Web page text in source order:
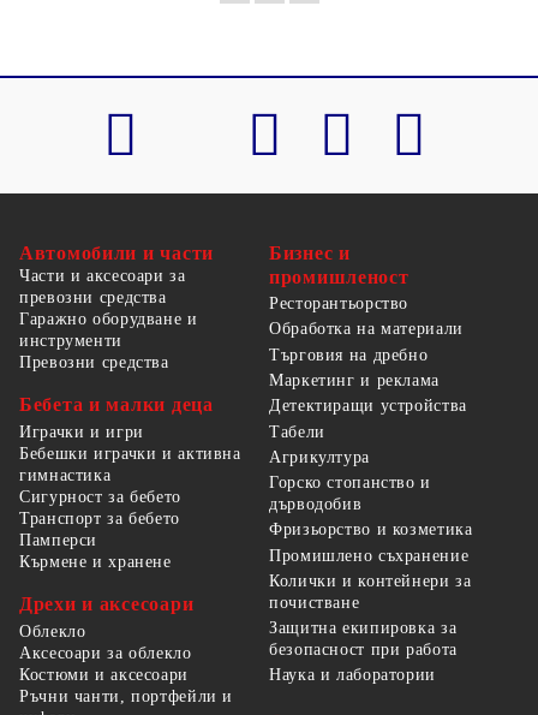
Автомобили и части
Части и аксесоари за
превозни средства
Гаражно оборудване и
инструменти
Превозни средства
Бебета и малки деца
Играчки и игри
Бебешки играчки и активна
гимнастика
Сигурност за бебето
Транспорт за бебето
Памперси
Кърмене и хранене
Дрехи и аксесоари
Облекло
Аксесоари за облекло
Костюми и аксесоари
Ръчни чанти, портфейли и
Бизнес и
промишленост
Ресторантьорство
Обработка на материали
Търговия на дребно
Маркетинг и реклама
Детектиращи устройства
Табели
Агрикултура
Горско стопанство и
дърводобив
Фризьорство и козметика
Промишлено съхранение
Колички и контейнери за
почистване
Защитна екипировка за
безопасност при работа
Наука и лаборатории